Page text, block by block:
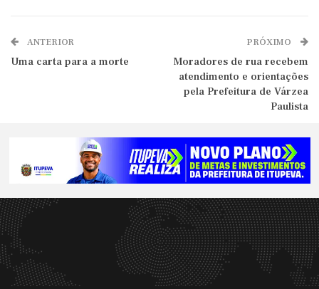
ANTERIOR
Uma carta para a morte
PRÓXIMO
Moradores de rua recebem
atendimento e orientações
pela Prefeitura de Várzea
Paulista